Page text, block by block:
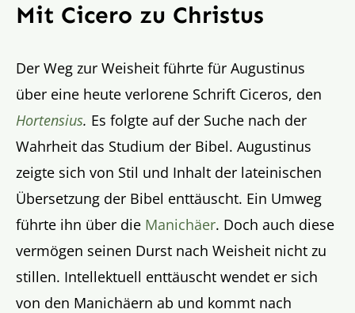
Mit Cicero zu Christus
Der Weg zur Weisheit führte für Augustinus
über eine heute verlorene Schrift Ciceros, den
Hortensius. Es folgte auf der Suche nach der
Wahrheit das Studium der Bibel. Augustinus
zeigte sich von Stil und Inhalt der lateinischen
Übersetzung der Bibel enttäuscht. Ein Umweg
führte ihn über die Manichäer. Doch auch diese
vermögen seinen Durst nach Weisheit nicht zu
stillen. Intellektuell enttäuscht wendet er sich
von den Manichäern ab und kommt nach